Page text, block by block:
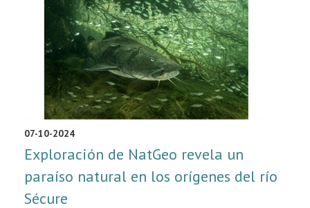
07-10-2024
Exploración de NatGeo revela un
paraíso natural en los orígenes del río
Sécure